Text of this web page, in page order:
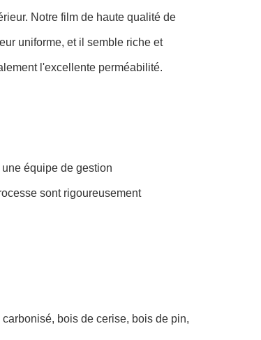
Notre film de haute qualité de
uniforme, et il semble riche et
l'excellente perméabilité.
équipe de gestion
sont rigoureusement
bois de cerise, bois de pin,